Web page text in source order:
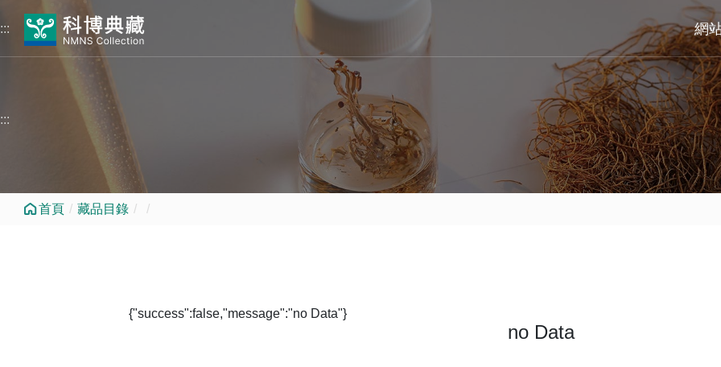
跳到中央內容區塊
:::
網
:::
首頁 藏品目錄
{"success":false,"message":"no Data"}
no Data